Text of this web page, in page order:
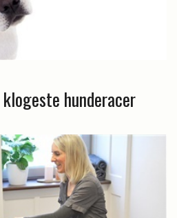
hunderacer